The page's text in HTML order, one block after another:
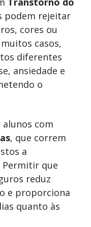
podem rejeitar
cores ou
casos,
diferentes
ansiedade e
o
com
, que correm
a
que
reduz
e proporciona
quanto às